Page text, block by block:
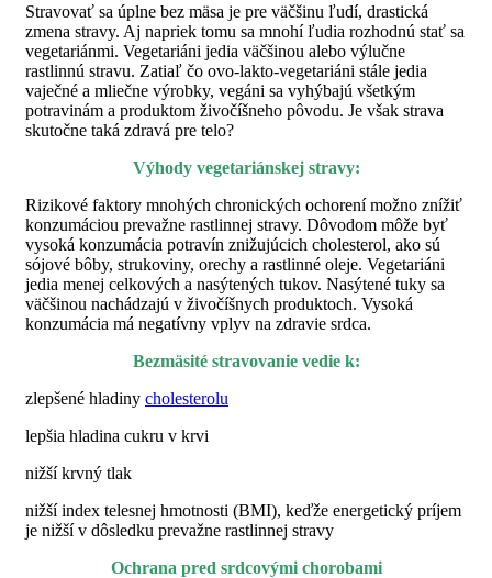
Stravovať sa úplne bez mäsa je pre väčšinu ľudí, drastická
zmena stravy. Aj napriek tomu sa mnohí ľudia rozhodnú stať sa
vegetariánmi. Vegetariáni jedia väčšinou alebo výlučne
rastlinnú stravu. Zatiaľ čo ovo-lakto-vegetariáni stále jedia
vaječné a mliečne výrobky, vegáni sa vyhýbajú všetkým
potravinám a produktom živočíšneho pôvodu. Je však strava
skutočne taká zdravá pre telo?
Výhody vegetariánskej stravy:
Rizikové faktory mnohých chronických ochorení možno znížiť
konzumáciou prevažne rastlinnej stravy. Dôvodom môže byť
vysoká konzumácia potravín znižujúcich cholesterol, ako sú
sójové bôby, strukoviny, orechy a rastlinné oleje. Vegetariáni
jedia menej celkových a nasýtených tukov. Nasýtené tuky sa
väčšinou nachádzajú v živočíšnych produktoch. Vysoká
konzumácia má negatívny vplyv na zdravie srdca.
Bezmäsité stravovanie vedie k:
zlepšené hladiny cholesterolu
lepšia hladina cukru v krvi
nižší krvný tlak
nižší index telesnej hmotnosti (BMI), keďže energetický príjem
je nižší v dôsledku prevažne rastlinnej stravy
Ochrana pred srdcovými chorobami